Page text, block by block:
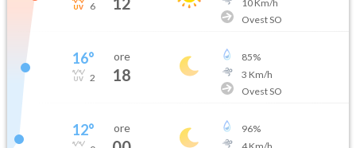
6
10Km/h
Ovest SO
16°
2
ore
18
85%
3 Km/h
Ovest SO
12° ore 96%